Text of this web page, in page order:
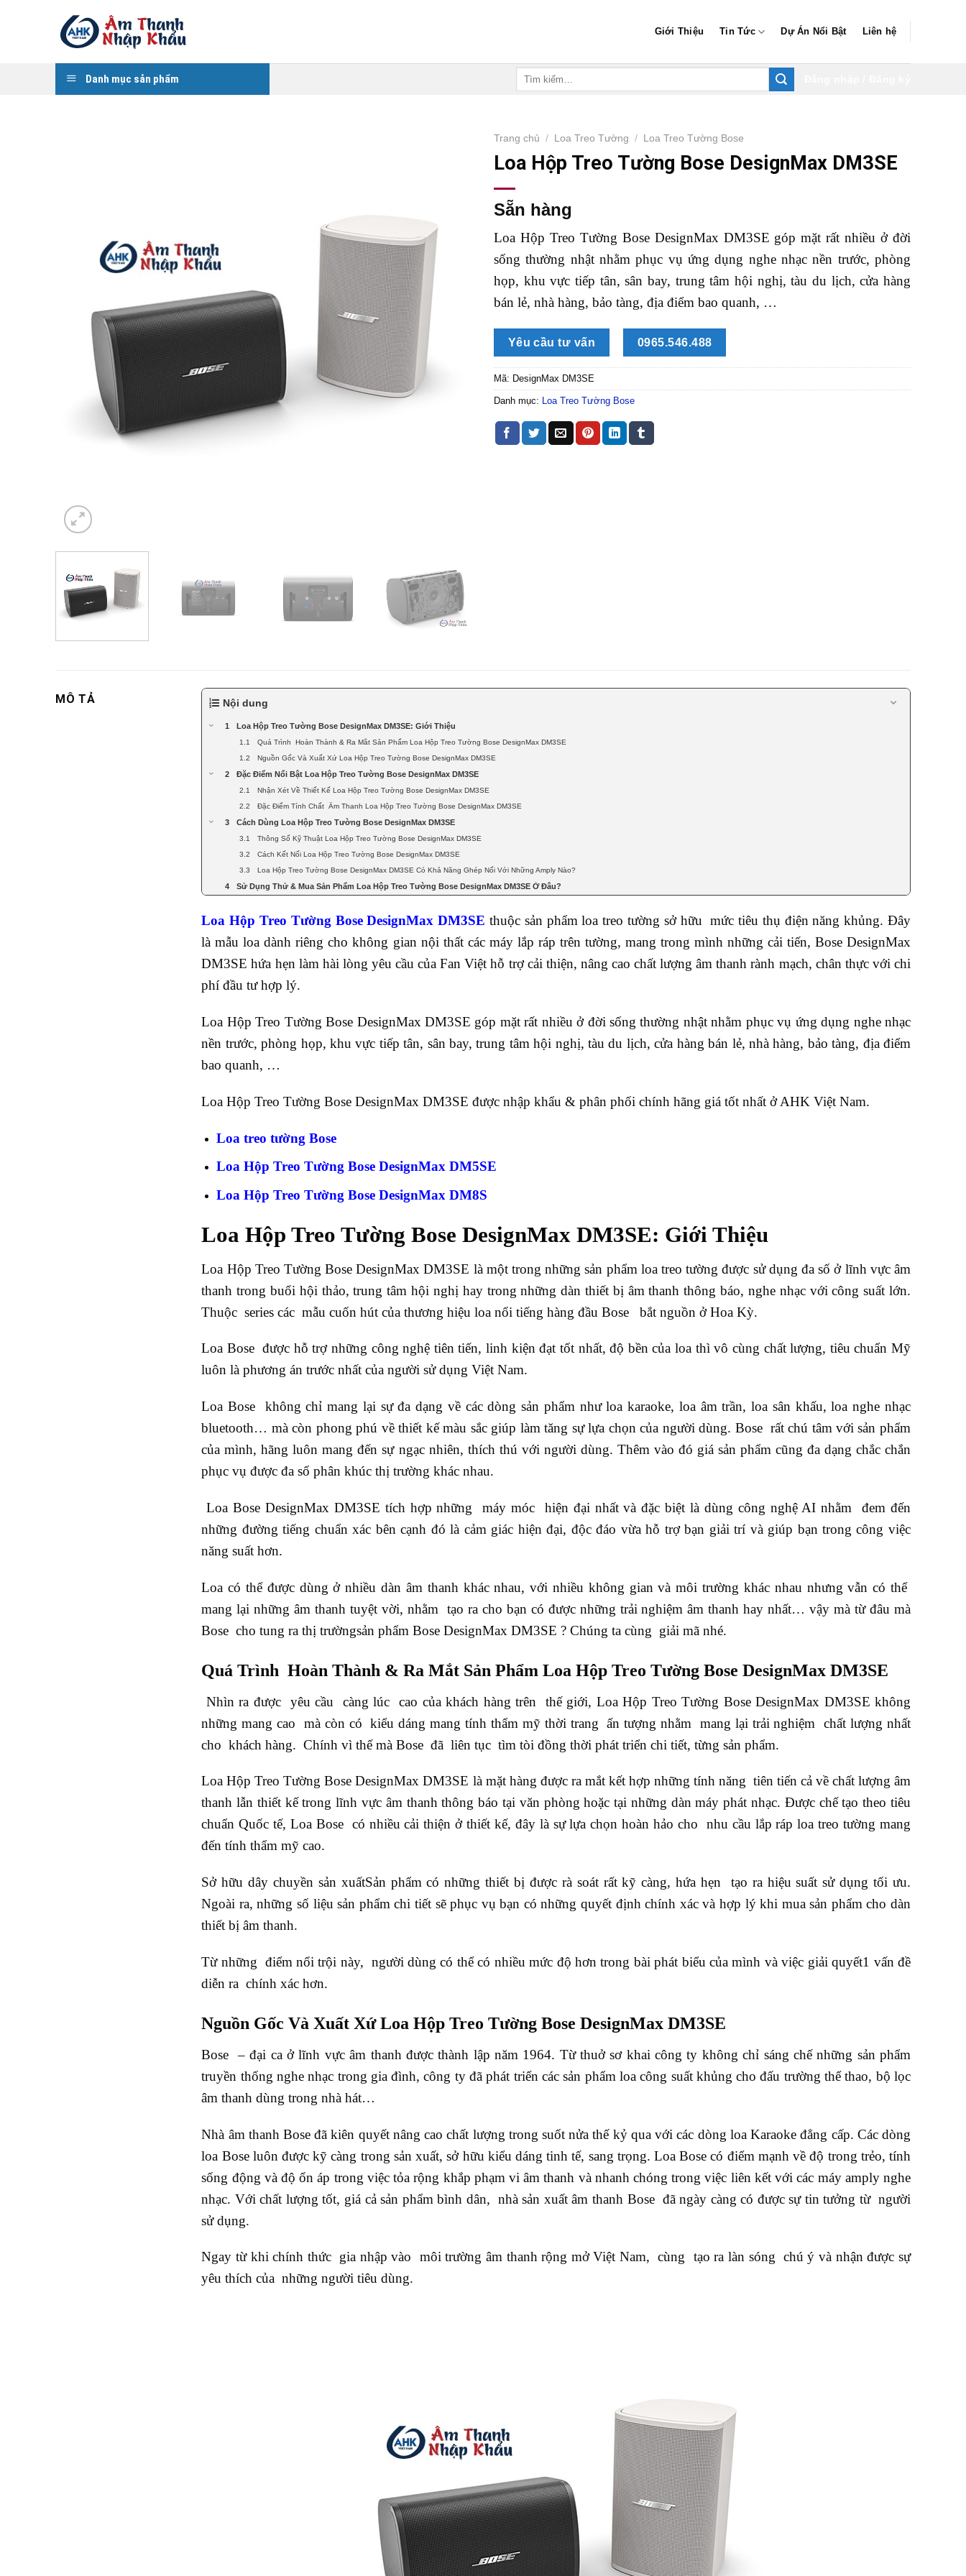
Giới Thiệu Tin Tức Dự Án Nổi Bật Liên hệ
Danh mục sản phẩm
Trang chủ / Loa Treo Tường / Loa Treo Tường Bose
Loa Hộp Treo Tường Bose DesignMax DM3SE
Sẵn hàng
Loa Hộp Treo Tường Bose DesignMax DM3SE góp mặt rất nhiều ở đời
sống thường nhật nhằm phục vụ ứng dụng nghe nhạc nền trước, phòng
họp, khu vực tiếp tân, sân bay, trung tâm hội nghị, tàu du lịch, cửa hàng
bán lẻ, nhà hàng, bảo tàng, địa điểm bao quanh, …
Yêu cầu tư vấn 0965.546.488
Mã: DesignMax DM3SE
Danh mục: Loa Treo Tường Bose
MÔ TẢ Nội dung
Loa Hộp Treo Tường Bose DesignMax DM3SE: Giới Thiệu
Quá Trình Hoàn Thành & Ra Mắt Sản Phẩm Loa Hộp Treo Tường Bose DesignMax DM3SE
Nguồn Gốc Và Xuất Xứ Loa Hộp Treo Tường Bose DesignMax DM3SE
Đặc Điểm Nổi Bật Loa Hộp Treo Tường Bose DesignMax DM3SE
Nhận Xét Về Thiết Kế Loa Hộp Treo Tường Bose DesignMax DM3SE
Đặc Điểm Tính Chất Âm Thanh Loa Hộp Treo Tường Bose DesignMax DM3SE
Cách Dùng Loa Hộp Treo Tường Bose DesignMax DM3SE
Thông Số Kỹ Thuật Loa Hộp Treo Tường Bose DesignMax DM3SE
Cách Kết Nối Loa Hộp Treo Tường Bose DesignMax DM3SE
Loa Hộp Treo Tường Bose DesignMax DM3SE Có Khả Năng Ghép Nối Với Những Amply Nào?
Sử Dụng Thử & Mua Sản Phẩm Loa Hộp Treo Tường Bose DesignMax DM3SE Ở Đâu?
Loa Hộp Treo Tường Bose DesignMax DM3SE thuộc sản phẩm loa treo tường sở hữu mức tiêu thụ điện năng khủng. Đây
là mẫu loa dành riêng cho không gian nội thất các máy lắp ráp trên tường, mang trong mình những cải tiến, Bose DesignMax
DM3SE hứa hẹn làm hài lòng yêu cầu của Fan Việt hỗ trợ cải thiện, nâng cao chất lượng âm thanh rành mạch, chân thực với chi
phí đầu tư hợp lý.
Loa Hộp Treo Tường Bose DesignMax DM3SE góp mặt rất nhiều ở đời sống thường nhật nhằm phục vụ ứng dụng nghe nhạc
nền trước, phòng họp, khu vực tiếp tân, sân bay, trung tâm hội nghị, tàu du lịch, cửa hàng bán lẻ, nhà hàng, bảo tàng, địa điểm
bao quanh, …
Loa Hộp Treo Tường Bose DesignMax DM3SE được nhập khẩu & phân phối chính hãng giá tốt nhất ở AHK Việt Nam.
Loa treo tường Bose
Loa Hộp Treo Tường Bose DesignMax DM5SE
Loa Hộp Treo Tường Bose DesignMax DM8S
Loa Hộp Treo Tường Bose DesignMax DM3SE: Giới Thiệu
Loa Hộp Treo Tường Bose DesignMax DM3SE là một trong những sản phẩm loa treo tường được sử dụng đa số ở lĩnh vực âm
thanh trong buổi hội thảo, trung tâm hội nghị hay trong những dàn thiết bị âm thanh thông báo, nghe nhạc với công suất lớn.
Thuộc series các mẫu cuốn hút của thương hiệu loa nổi tiếng hàng đầu Bose bắt nguồn ở Hoa Kỳ.
Loa Bose được hỗ trợ những công nghệ tiên tiến, linh kiện đạt tốt nhất, độ bền của loa thì vô cùng chất lượng, tiêu chuẩn Mỹ
luôn là phương án trước nhất của người sử dụng Việt Nam.
Loa Bose không chỉ mang lại sự đa dạng về các dòng sản phẩm như loa karaoke, loa âm trần, loa sân khấu, loa nghe nhạc
bluetooth… mà còn phong phú về thiết kế màu sắc giúp làm tăng sự lựa chọn của người dùng. Bose rất chú tâm với sản phẩm
của mình, hãng luôn mang đến sự ngạc nhiên, thích thú với người dùng. Thêm vào đó giá sản phẩm cũng đa dạng chắc chắn
phục vụ được đa số phân khúc thị trường khác nhau.
Loa Bose DesignMax DM3SE tích hợp những máy móc hiện đại nhất và đặc biệt là dùng công nghệ AI nhằm đem đến
những đường tiếng chuẩn xác bên cạnh đó là cảm giác hiện đại, độc đáo vừa hỗ trợ bạn giải trí và giúp bạn trong công việc
năng suất hơn.
Loa có thể được dùng ở nhiều dàn âm thanh khác nhau, với nhiều không gian và môi trường khác nhau nhưng vẫn có thể
mang lại những âm thanh tuyệt vời, nhằm tạo ra cho bạn có được những trải nghiệm âm thanh hay nhất… vậy mà từ đâu mà
Bose cho tung ra thị trườngsản phẩm Bose DesignMax DM3SE ? Chúng ta cùng giải mã nhé.
Quá Trình Hoàn Thành & Ra Mắt Sản Phẩm Loa Hộp Treo Tường Bose DesignMax DM3SE
Nhìn ra được yêu cầu càng lúc cao của khách hàng trên thế giới, Loa Hộp Treo Tường Bose DesignMax DM3SE không
những mang cao mà còn có kiểu dáng mang tính thẩm mỹ thời trang ấn tượng nhằm mang lại trải nghiệm chất lượng nhất
cho khách hàng. Chính vì thế mà Bose đã liên tục tìm tòi đồng thời phát triển chi tiết, từng sản phẩm.
Loa Hộp Treo Tường Bose DesignMax DM3SE là mặt hàng được ra mắt kết hợp những tính năng tiên tiến cả về chất lượng âm
thanh lẫn thiết kế trong lĩnh vực âm thanh thông báo tại văn phòng hoặc tại những dàn máy phát nhạc. Được chế tạo theo tiêu
chuẩn Quốc tế, Loa Bose có nhiều cải thiện ở thiết kế, đây là sự lựa chọn hoàn hảo cho nhu cầu lắp ráp loa treo tường mang
đến tính thẩm mỹ cao.
Sở hữu dây chuyền sản xuấtSản phẩm có những thiết bị được rà soát rất kỹ càng, hứa hẹn tạo ra hiệu suất sử dụng tối ưu.
Ngoài ra, những số liệu sản phẩm chi tiết sẽ phục vụ bạn có những quyết định chính xác và hợp lý khi mua sản phẩm cho dàn
thiết bị âm thanh.
Từ những điểm nổi trội này, người dùng có thể có nhiều mức độ hơn trong bài phát biểu của mình và việc giải quyết1 vấn đề
diễn ra chính xác hơn.
Nguồn Gốc Và Xuất Xứ Loa Hộp Treo Tường Bose DesignMax DM3SE
Bose – đại ca ở lĩnh vực âm thanh được thành lập năm 1964. Từ thuở sơ khai công ty không chỉ sáng chế những sản phẩm
truyền thống nghe nhạc trong gia đình, công ty đã phát triển các sản phẩm loa công suất khủng cho đấu trường thể thao, bộ lọc
âm thanh dùng trong nhà hát…
Nhà âm thanh Bose đã kiên quyết nâng cao chất lượng trong suốt nửa thế kỷ qua với các dòng loa Karaoke đẳng cấp. Các dòng
loa Bose luôn được kỹ càng trong sản xuất, sở hữu kiểu dáng tinh tế, sang trọng. Loa Bose có điểm mạnh về độ trong trẻo, tính
sống động và độ ổn áp trong việc tỏa rộng khắp phạm vi âm thanh và nhanh chóng trong việc liên kết với các máy amply nghe
nhạc. Với chất lượng tốt, giá cả sản phẩm bình dân, nhà sản xuất âm thanh Bose đã ngày càng có được sự tin tưởng từ người
sử dụng.
Ngay từ khi chính thức gia nhập vào môi trường âm thanh rộng mở Việt Nam, cùng tạo ra làn sóng chú ý và nhận được sự
yêu thích của những người tiêu dùng.